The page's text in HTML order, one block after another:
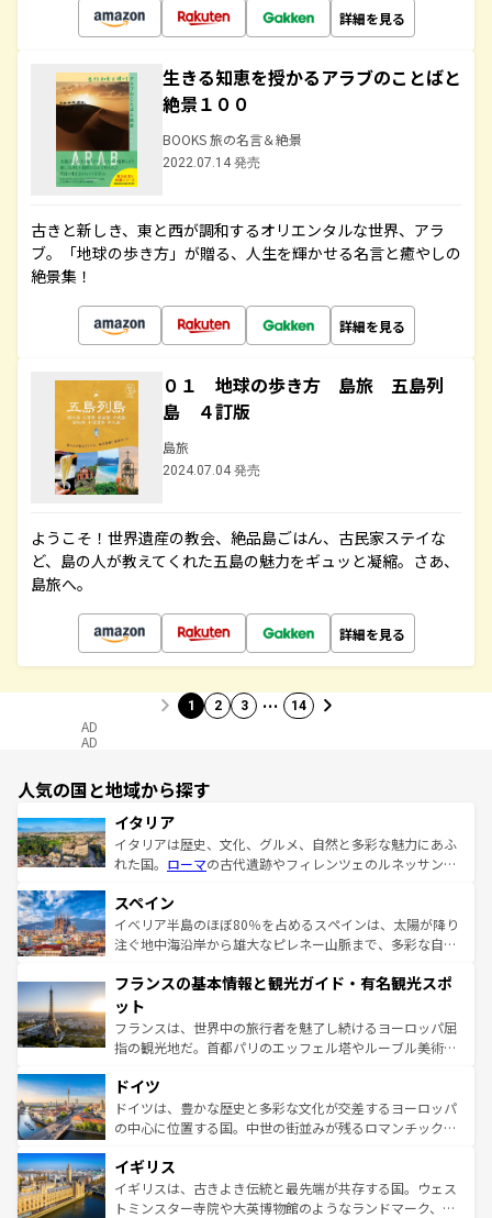
詳細を見る
生きる知恵を授かるアラブのことばと
絶景１００
BOOKS 旅の名言＆絶景
2022.07.14 発売
古きと新しき、東と西が調和するオリエンタルな世界、アラ
ブ。「地球の歩き方」が贈る、人生を輝かせる名言と癒やしの
絶景集！
詳細を見る
０１ 地球の歩き方 島旅 五島列
島 ４訂版
島旅
2024.07.04 発売
ようこそ！世界遺産の教会、絶品島ごはん、古民家ステイな
ど、島の人が教えてくれた五島の魅力をギュッと凝縮。さあ、
島旅へ。
詳細を見る
1 2 3 … 14
AD
AD
人気の国と地域から探す
イタリア
イタリアは歴史、文化、グルメ、自然と多彩な魅力にあふ
れた国。 ローマの古代遺跡やフィレンツェのルネッサンス
ろん、トスカーナの美しい田園風景やアマルフィ海岸の絶
景など、自然景観も見逃せない。観光の合間には、本場の
ピザやパスタなど、絶品のイタリア料理を堪能することも
ませてくれるイタリアで、忘れられない旅をしてみよう！
なお、新着のイタリア情報は
しい。
スペイン
イベリア半島のほぼ80％を占めるスペインは、太陽が降り
注ぐ地中海沿岸から雄大なピレネー山脈まで、多彩な自然
文化が根付くこの国では、情熱的なフラメンコ、熱気あふ
れる闘牛、そして美味しいタパスが生活の一部となってい
る。首都マドリードの洗練された雰囲気や、バルセロナの
アートに溢れた街角から、地方では古代ローマ遺跡や中世
せる。地方によって風土や気候が異なるスペインはその個
性で訪れる人を魅了する。 なお、新着のスペイン情報は コ
ンテンツ一覧を参照してほしい。
フランスの基本情報と観光ガイド・有名観光スポ
ット
フランスは、世界中の旅行者を魅了し続けるヨーロッパ屈
指の観光地だ。首都パリのエッフェル塔やルーブル美術館
で、幅広い魅力が詰まっている。華麗な宮殿、歴史的な大
聖堂、美しいビーチ、そして豊かな自然が、訪れる者を心
から魅了する。また、フランスは美食の国としても知ら
いる。シャンパンの発祥地であるランス、プロヴァンスの
香り高いラベンダー畑など、多彩な楽しみ方が可能だ。さ
らに、パリ以外の地域にも魅力が溢れており、どの街角に
ドイツ
ドイツは、豊かな歴史と多彩な文化が交差するヨーロッパ
の中心に位置する国。中世の街並みが残るロマンチック街
顔を持つこの国は、どこを歩いても飽きることがない。ベ
ルリンの文化的活気、バイエルン州のアルプスの絶景、そ
してライン川沿いのワイン畑といった風景は必見。ビール
イギリス
イギリスは、古きよき伝統と最先端が共存する国。ウェス
トミンスター寺院や大英博物館のようなランドマーク、歴